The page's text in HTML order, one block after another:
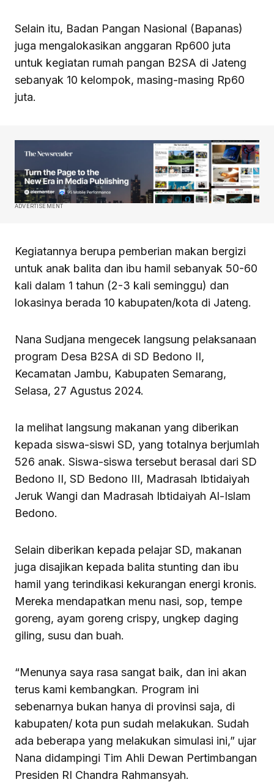
Selain itu, Badan Pangan Nasional (Bapanas)
juga mengalokasikan anggaran Rp600 juta
untuk kegiatan rumah pangan B2SA di Jateng
sebanyak 10 kelompok, masing-masing Rp60
juta.
ADVERTISEMENT
Kegiatannya berupa pemberian makan bergizi
untuk anak balita dan ibu hamil sebanyak 50-60
kali dalam 1 tahun (2-3 kali seminggu) dan
lokasinya berada 10 kabupaten/kota di Jateng.
Nana Sudjana mengecek langsung pelaksanaan
program Desa B2SA di SD Bedono II,
Kecamatan Jambu, Kabupaten Semarang,
Selasa, 27 Agustus 2024.
Ia melihat langsung makanan yang diberikan
kepada siswa-siswi SD, yang totalnya berjumlah
526 anak. Siswa-siswa tersebut berasal dari SD
Bedono II, SD Bedono III, Madrasah Ibtidaiyah
Jeruk Wangi dan Madrasah Ibtidaiyah Al-Islam
Bedono.
Selain diberikan kepada pelajar SD, makanan
juga disajikan kepada balita stunting dan ibu
hamil yang terindikasi kekurangan energi kronis.
Mereka mendapatkan menu nasi, sop, tempe
goreng, ayam goreng crispy, ungkep daging
giling, susu dan buah.
“Menunya saya rasa sangat baik, dan ini akan
terus kami kembangkan. Program ini
sebenarnya bukan hanya di provinsi saja, di
kabupaten/ kota pun sudah melakukan. Sudah
ada beberapa yang melakukan simulasi ini,” ujar
Nana didampingi Tim Ahli Dewan Pertimbangan
Presiden RI Chandra Rahmansyah.